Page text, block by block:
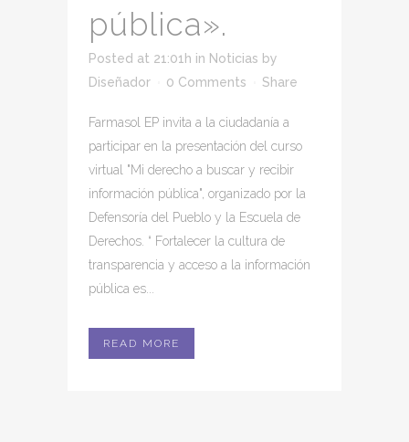
pública».
Posted at 21:01h in Noticias by
Diseñador
0 Comments Share
Farmasol EP invita a la ciudadanía a
participar en la presentación del curso
virtual "Mi derecho a buscar y recibir
información pública", organizado por la
Defensoría del Pueblo y la Escuela de
Derechos. “ Fortalecer la cultura de
transparencia y acceso a la información
pública es...
READ MORE